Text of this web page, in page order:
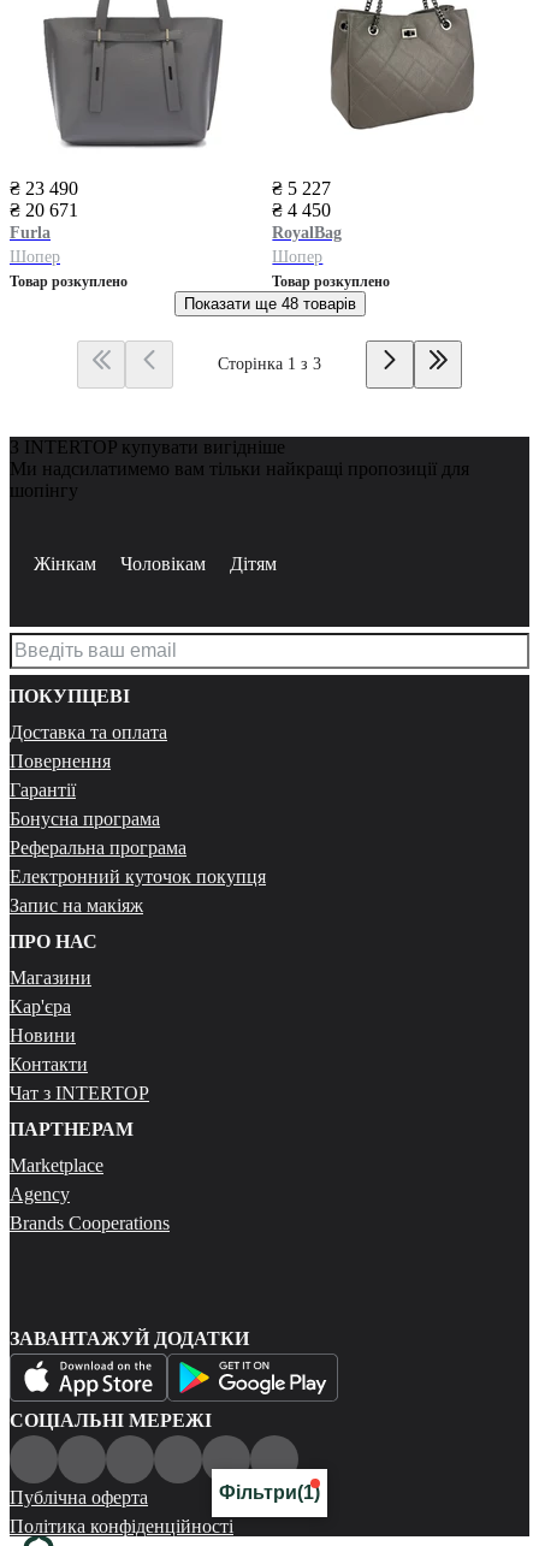
₴ 23 490
₴ 20 671
Furla
Шопер
Товар розкуплено
₴ 5 227
₴ 4 450
RoyalBag
Шопер
Товар розкуплено
Показати ще 48 товарів
Сторінка 1 з 3
Фільтри(1)
З INTERTOP купувати вигідніше
Ми надсилатимемо вам тільки найкращі пропозиції для
шопінгу
Жінкам Чоловікам Дітям
ПОКУПЦЕВІ
Доставка та оплата
Повернення
Гарантії
Бонусна програма
Реферальна програма
Електронний куточок покупця
Запис на макіяж
ПРО НАС
Магазини
Кар'єра
Новини
Контакти
Чат з INTERTOP
ПАРТНЕРАМ
Marketplace
Agency
Brands Cooperations
ЗАВАНТАЖУЙ ДОДАТКИ
СОЦІАЛЬНІ МЕРЕЖІ
Публічна оферта
Політика конфіденційності